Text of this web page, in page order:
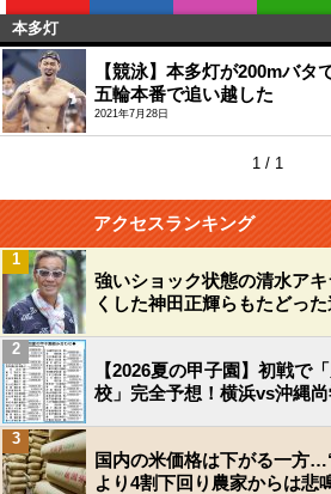
ボートレース
本多灯
【競泳】本多灯が200mバタ
五輪本番で追い越した
2021年7月28日
1 / 1
アクセスランキング
強いショック状態の清水ア
くした神田正輝らもたどっ
1
【2026夏の甲子園】初戦で
校」完全予想！横浜vs沖縄
2
国内の米価格は下がる一方
より4割下回り農家からは悲
3